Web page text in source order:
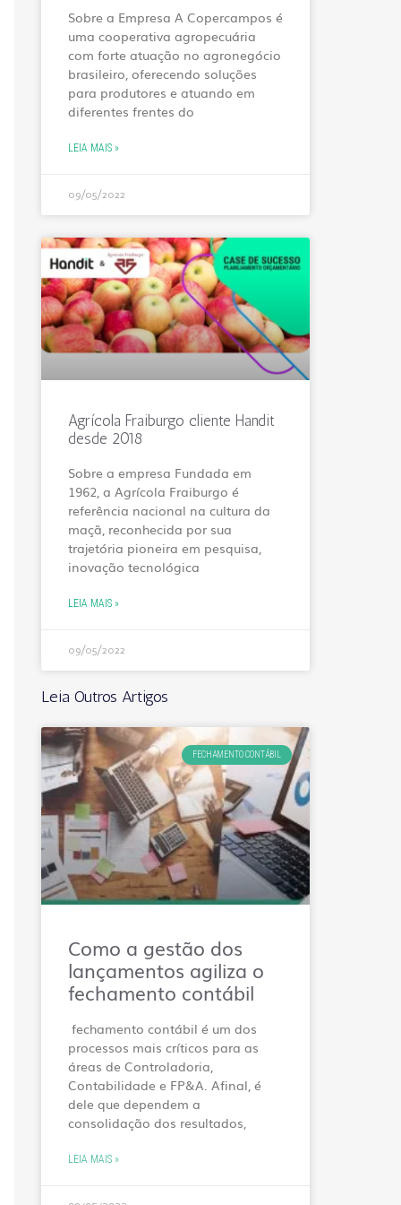
Sobre a Empresa A Copercampos é
uma cooperativa agropecuária
com forte atuação no agronegócio
brasileiro, oferecendo soluções
para produtores e atuando em
diferentes frentes do
LEIA MAIS »
09/05/2022
Agrícola Fraiburgo cliente Handit
desde 2018
Sobre a empresa Fundada em
1962, a Agrícola Fraiburgo é
referência nacional na cultura da
maçã, reconhecida por sua
trajetória pioneira em pesquisa,
inovação tecnológica
LEIA MAIS »
09/05/2022
Leia Outros Artigos
FECHAMENTO CONTÁBIL
Como a gestão dos
lançamentos agiliza o
fechamento contábil
fechamento contábil é um dos
processos mais críticos para as
áreas de Controladoria,
Contabilidade e FP&A. Afinal, é
dele que dependem a
consolidação dos resultados,
LEIA MAIS »